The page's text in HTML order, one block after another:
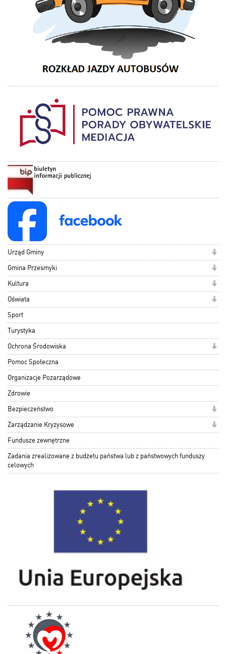
Urząd Gminy
Gmina Przesmyki
Kultura
Oświata
Sport
Turystyka
Ochrona Środowiska
Pomoc Społeczna
Organizacje Pozarządowe
Zdrowie
Bezpieczeństwo
Zarządzanie Kryzysowe
Fundusze zewnętrzne
Zadania zrealizowane z budżetu państwa lub z państwowych funduszy
celowych